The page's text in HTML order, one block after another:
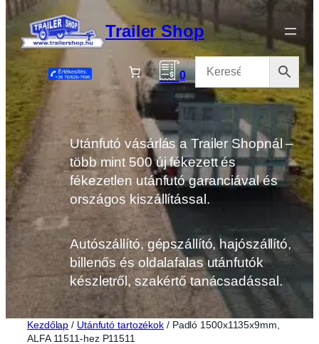
Ugrás
a
tartalomhoz
Trailer Shop
0
Utánfutó vásárlás a Trailer Shopnál –
több mint 500 új fékezett és
fékezetlen utánfutó garanciával és
országos kiszállítással.
Autószállító, gépszállító, hajószállító,
billenős és oldalafalas utánfutók
készletről, szakértő tanácsadással.
Kezdőlap / Utánfutó tartozékok / Padló 1500x1135x9mm,
ALFA 11511-hez P11511